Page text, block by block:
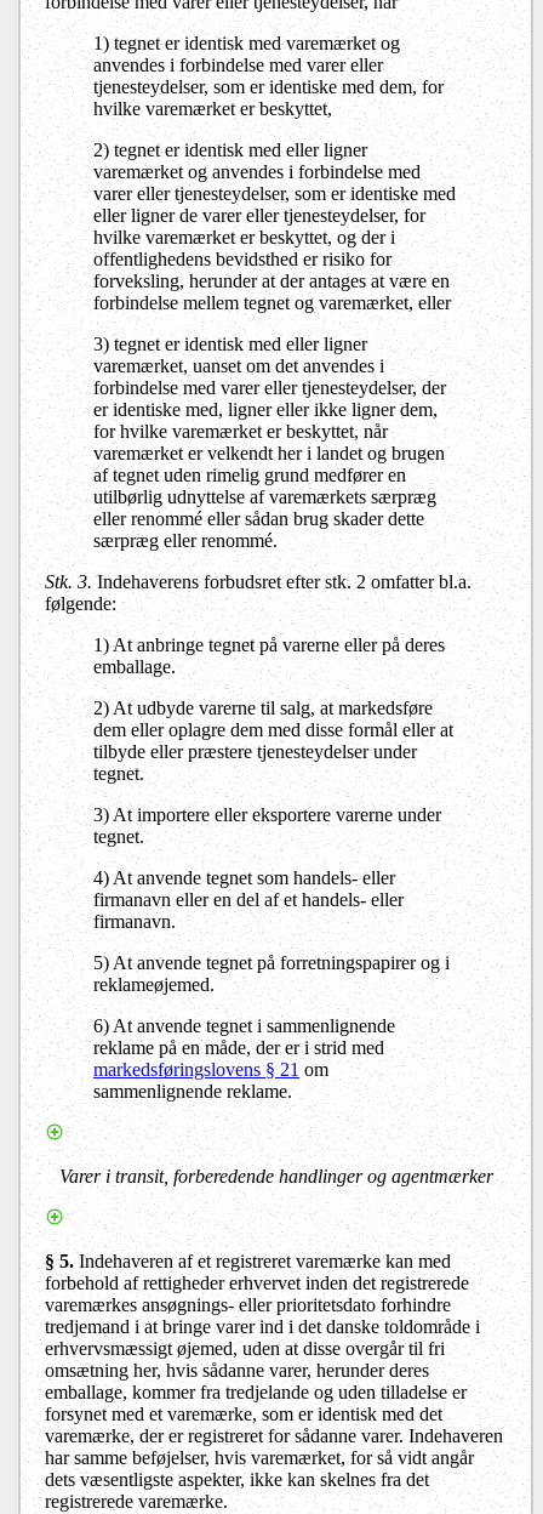
1) tegnet er identisk med varemærket og
anvendes i forbindelse med varer eller
tjenesteydelser, som er identiske med dem, for
hvilke varemærket er beskyttet,
2) tegnet er identisk med eller ligner
varemærket og anvendes i forbindelse med
varer eller tjenesteydelser, som er identiske med
eller ligner de varer eller tjenesteydelser, for
hvilke varemærket er beskyttet, og der i
offentlighedens bevidsthed er risiko for
forveksling, herunder at der antages at være en
forbindelse mellem tegnet og varemærket, eller
3) tegnet er identisk med eller ligner
varemærket, uanset om det anvendes i
forbindelse med varer eller tjenesteydelser, der
er identiske med, ligner eller ikke ligner dem,
for hvilke varemærket er beskyttet, når
varemærket er velkendt her i landet og brugen
af tegnet uden rimelig grund medfører en
utilbørlig udnyttelse af varemærkets særpræg
eller renommé eller sådan brug skader dette
særpræg eller renommé.
Stk. 3.Indehaverens forbudsret efter stk. 2 omfatter bl.a.
følgende:
1) At anbringe tegnet på varerne eller på deres
emballage.
2) At udbyde varerne til salg, at markedsføre
dem eller oplagre dem med disse formål eller at
tilbyde eller præstere tjenesteydelser under
tegnet.
3) At importere eller eksportere varerne under
tegnet.
4) At anvende tegnet som handels- eller
firmanavn eller en del af et handels- eller
firmanavn.
5) At anvende tegnet på forretningspapirer og i
reklameøjemed.
6) At anvende tegnet i sammenlignende
reklame på en måde, der er i strid med
markedsføringslovens § 21 om
sammenlignende reklame.
Varer i transit, forberedende handlinger og agentmærker
§ 5.Indehaveren af et registreret varemærke kan med
forbehold af rettigheder erhvervet inden det registrerede
varemærkes ansøgnings- eller prioritetsdato forhindre
tredjemand i at bringe varer ind i det danske toldområde i
erhvervsmæssigt øjemed, uden at disse overgår til fri
omsætning her, hvis sådanne varer, herunder deres
emballage, kommer fra tredjelande og uden tilladelse er
forsynet med et varemærke, som er identisk med det
varemærke, der er registreret for sådanne varer. Indehaveren
har samme beføjelser, hvis varemærket, for så vidt angår
dets væsentligste aspekter, ikke kan skelnes fra det
registrerede varemærke.